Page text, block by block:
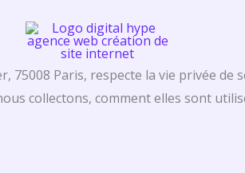
75008 Paris, respecte la vie privée
collectons, comment elles sont